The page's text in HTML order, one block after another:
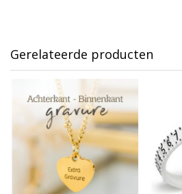
Gerelateerde producten